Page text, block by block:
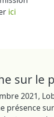
ici
sur le
2021,
présence